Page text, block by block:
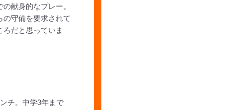
献身的なプレー。
守備を要求されて
だと思っていま
チ。中学3年まで